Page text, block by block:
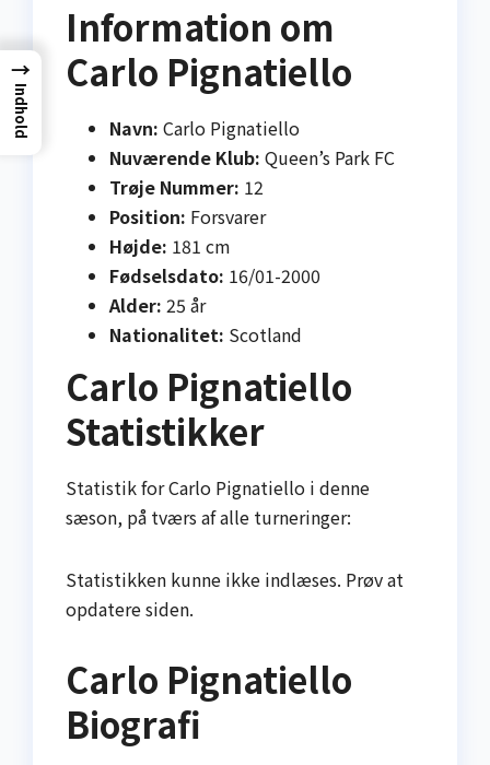
Information om
Carlo Pignatiello
Navn: Carlo Pignatiello
Nuværende Klub: Queen’s Park FC
Trøje Nummer: 12
Position: Forsvarer
Højde: 181 cm
Fødselsdato: 16/01-2000
Alder: 25 år
Nationalitet: Scotland
Carlo Pignatiello
Statistikker
Statistik for Carlo Pignatiello i denne
sæson, på tværs af alle turneringer:
Statistikken kunne ikke indlæses. Prøv at
opdatere siden.
Carlo Pignatiello
Biografi
→
Indhold